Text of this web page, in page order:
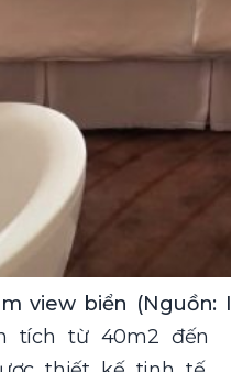
view biển (Nguồn:
tích từ 40m2 đến